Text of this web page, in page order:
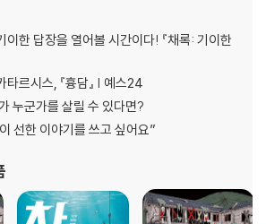
이한 답장을 열어볼 시간이다! 『채록: 기이한
타르시스, 『흉담』 | 예스24
누군가를 살릴 수 있다면?
선한 이야기를 쓰고 싶어요”